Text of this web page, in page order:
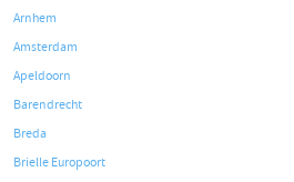
Arnhem
Amsterdam
Apeldoorn
Barendrecht
Breda
Brielle Europoort